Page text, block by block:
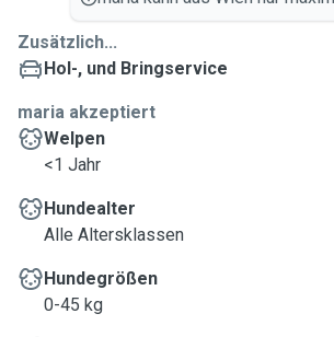
Zusätzlich...
Hol-, und Bringservice
maria akzeptiert
Welpen
<1 Jahr
Hundealter
Alle Altersklassen
Hundegrößen
0-45 kg